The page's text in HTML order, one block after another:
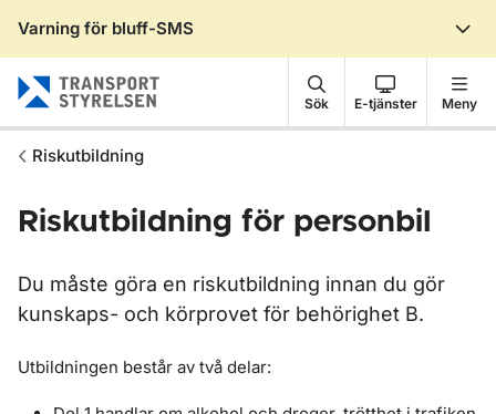
Varning för bluff-SMS
Sök E-tjänster Meny
Riskutbildning
Riskutbildning för personbil
Du måste göra en riskutbildning innan du gör
kunskaps- och körprovet för behörighet B.
Utbildningen består av två delar: